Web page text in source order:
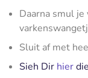
Daarna smul
Sluit af met
Sieh Dir hier